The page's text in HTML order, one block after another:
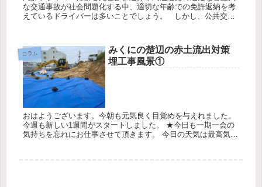
な交通事故が社会問題化する中、適切な年齢での免許返納を考
えているドライバーは多いことでしょう。 しかし、公共交通
コラム
みくにの楚辺の赤土流出対策
埋工事風景①
おはようございます。今朝も元気良く目覚めを与えれました。
今週も新しい1週間がスタートしました。 ★今日も一期一会の
気持ちを忘れにお仕事させて頂きます。 今日の天気は最高気温